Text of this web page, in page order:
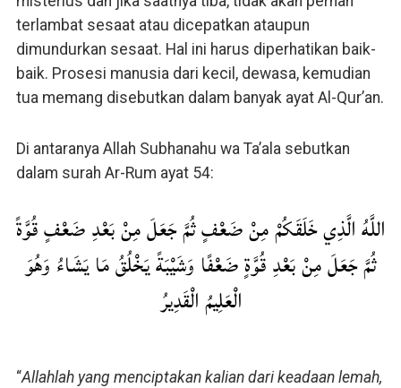
terlambat sesaat atau dicepatkan ataupun
dimundurkan sesaat. Hal ini harus diperhatikan baik-
baik. Prosesi manusia dari kecil, dewasa, kemudian
tua memang disebutkan dalam banyak ayat Al-Qur’an.
Di antaranya Allah Subhanahu wa Ta’ala sebutkan
dalam surah Ar-Rum ayat 54:
اللَّهُ الَّذِي خَلَقَكُمْ مِنْ ضَعْفٍ ثُمَّ جَعَلَ مِنْ بَعْدِ ضَعْفٍ قُوَّةً
ثُمَّ جَعَلَ مِنْ بَعْدِ قُوَّةٍ ضَعْفًا وَشَيْبَةً يَخْلُقُ مَا يَشَاءُ وَهُوَ
الْعَلِيمُ الْقَدِيرُ
“Allahlah yang menciptakan kalian dari keadaan lemah,